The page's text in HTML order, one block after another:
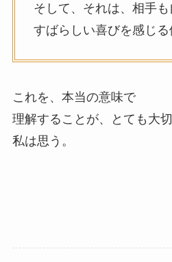
そして、それは、相手も
すばらしい喜びを感じる
これを、本当の意味で
理解することが、とても大
私は思う。